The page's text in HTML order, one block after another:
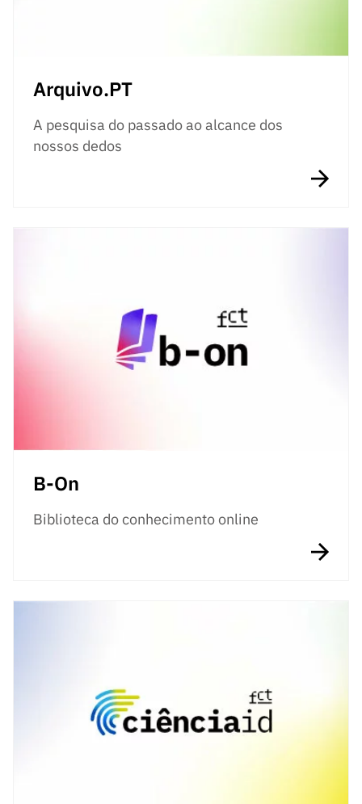
Arquivo.PT
A pesquisa do passado ao alcance dos
nossos dedos
B-On
Biblioteca do conhecimento online